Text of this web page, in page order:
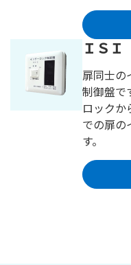
ＩＳ
扉同士の
制御盤で
ロックか
での扉の
す。